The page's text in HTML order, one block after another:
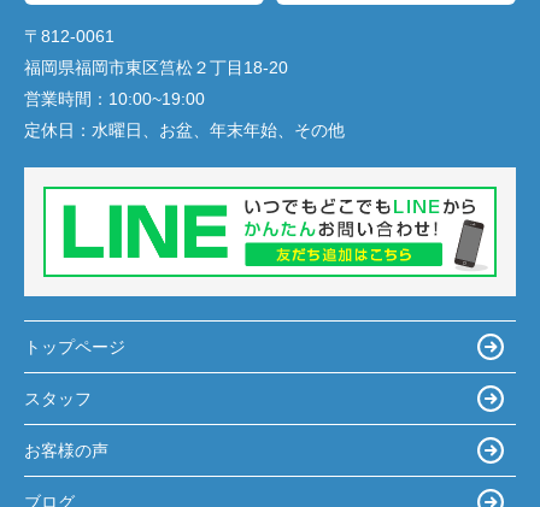
〒812-0061
福岡県福岡市東区筥松２丁目18-20
営業時間： 10:00~19:00
定休日： 水曜日、お盆、年末年始、その他
トップページ
スタッフ
お客様の声
ブログ